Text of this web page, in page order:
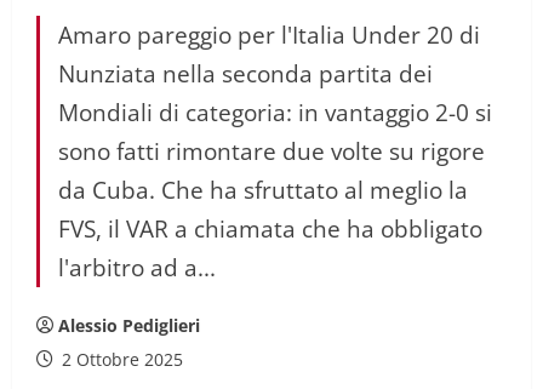
Amaro pareggio per l'Italia Under 20 di
Nunziata nella seconda partita dei
Mondiali di categoria: in vantaggio 2-0 si
sono fatti rimontare due volte su rigore
da Cuba. Che ha sfruttato al meglio la
FVS, il VAR a chiamata che ha obbligato
l'arbitro ad a...
Alessio Pediglieri
2 Ottobre 2025